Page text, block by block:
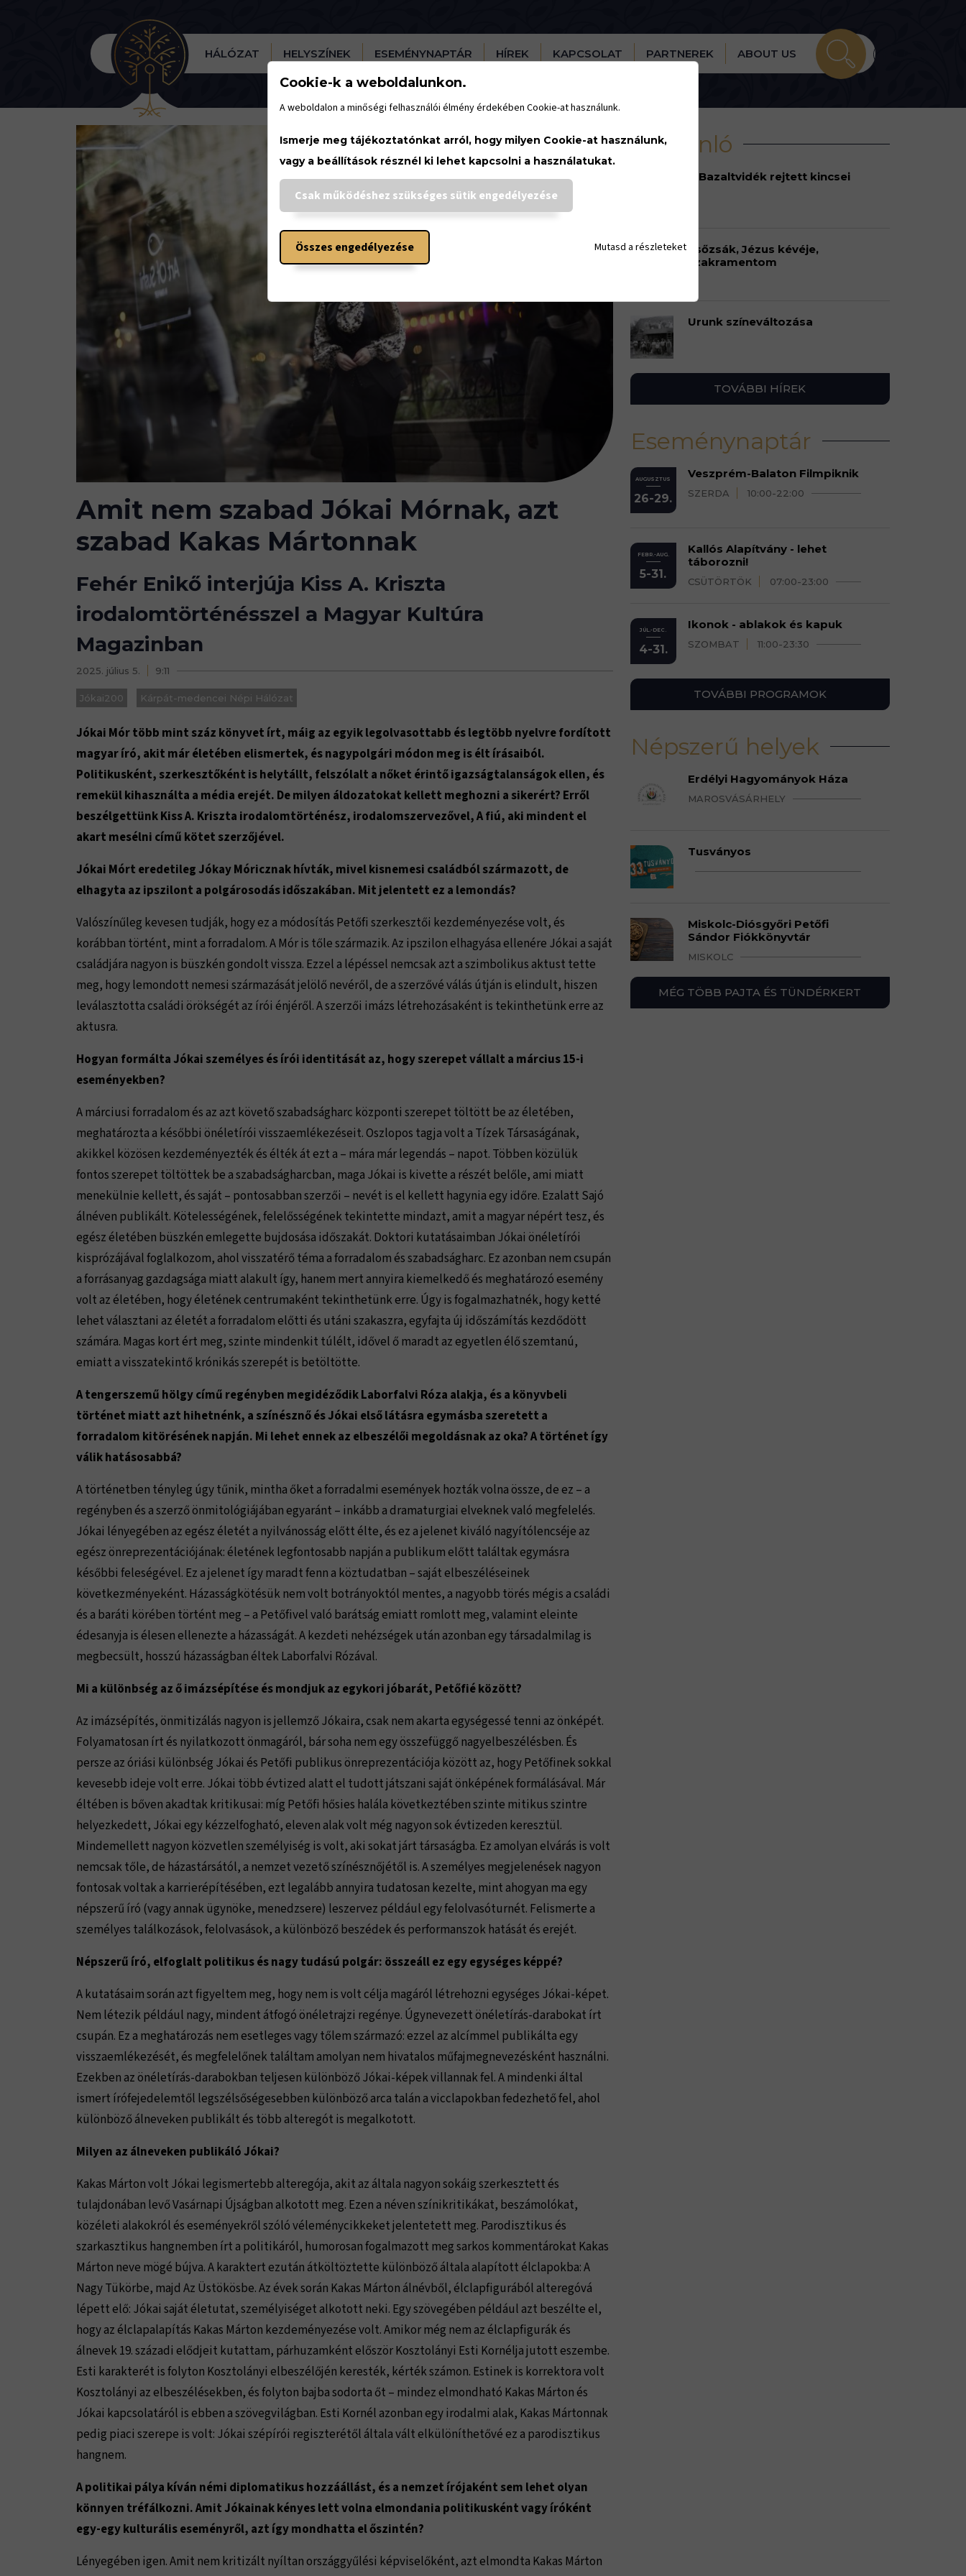
HÁLÓZAT HELYSZÍNEK ESEMÉNYNAPTÁR HÍREK KAPCSOLAT PARTNEREK ABOUT US
Amit nem szabad Jókai Mórnak, azt
szabad Kakas Mártonnak
Fehér Enikő interjúja Kiss A. Kriszta
irodalomtörténésszel a Magyar Kultúra
Magazinban
2025. július 5. 9:11
Jókai200 Kárpát-medencei Népi Hálózat
Jókai Mór több mint száz könyvet írt, máig az egyik legolvasottabb és legtöbb nyelvre fordított
magyar író, akit már életében elismertek, és nagypolgári módon meg is élt írásaiból.
Politikusként, szerkesztőként is helytállt, felszólalt a nőket érintő igazságtalanságok ellen, és
remekül kihasználta a média erejét. De milyen áldozatokat kellett meghozni a sikerért? Erről
beszélgettünk Kiss A. Kriszta irodalomtörténész, irodalomszervezővel, A fiú, aki mindent el
akart mesélni című kötet szerzőjével.
Jókai Mórt eredetileg Jókay Móricznak hívták, mivel kisnemesi családból származott, de
elhagyta az ipszilont a polgárosodás időszakában. Mit jelentett ez a lemondás?
Valószínűleg kevesen tudják, hogy ez a módosítás Petőfi szerkesztői kezdeményezése volt, és
korábban történt, mint a forradalom. A Mór is tőle származik. Az ipszilon elhagyása ellenére Jókai a saját
családjára nagyon is büszkén gondolt vissza. Ezzel a lépéssel nemcsak azt a szimbolikus aktust tette
meg, hogy lemondott nemesi származását jelölő nevéről, de a szerzővé válás útján is elindult, hiszen
leválasztotta családi örökségét az írói énjéről. A szerzői imázs létrehozásaként is tekinthetünk erre az
aktusra.
Hogyan formálta Jókai személyes és írói identitását az, hogy szerepet vállalt a március 15-i
eseményekben?
A márciusi forradalom és az azt követő szabadságharc központi szerepet töltött be az életében,
meghatározta a későbbi önéletírói visszaemlékezéseit. Oszlopos tagja volt a Tízek Társaságának,
akikkel közösen kezdeményezték és élték át ezt a – mára már legendás – napot. Többen közülük
fontos szerepet töltöttek be a szabadságharcban, maga Jókai is kivette a részét belőle, ami miatt
menekülnie kellett, és saját – pontosabban szerzői – nevét is el kellett hagynia egy időre. Ezalatt Sajó
álnéven publikált. Kötelességének, felelősségének tekintette mindazt, amit a magyar népért tesz, és
egész életében büszkén emlegette bujdosása időszakát. Doktori kutatásaimban Jókai önéletírói
kisprózájával foglalkozom, ahol visszatérő téma a forradalom és szabadságharc. Ez azonban nem csupán
a forrásanyag gazdagsága miatt alakult így, hanem mert annyira kiemelkedő és meghatározó esemény
volt az életében, hogy életének centrumaként tekinthetünk erre. Úgy is fogalmazhatnék, hogy ketté
lehet választani az életét a forradalom előtti és utáni szakaszra, egyfajta új időszámítás kezdődött
számára. Magas kort ért meg, szinte mindenkit túlélt, idővel ő maradt az egyetlen élő szemtanú,
emiatt a visszatekintő krónikás szerepét is betöltötte.
A tengerszemű hölgy című regényben megidéződik Laborfalvi Róza alakja, és a könyvbeli
történet miatt azt hihetnénk, a színésznő és Jókai első látásra egymásba szeretett a
forradalom kitörésének napján. Mi lehet ennek az elbeszélői megoldásnak az oka? A történet így
válik hatásosabbá?
A történetben tényleg úgy tűnik, mintha őket a forradalmi események hozták volna össze, de ez – a
regényben és a szerző önmitológiájában egyaránt – inkább a dramaturgiai elveknek való megfelelés.
Jókai lényegében az egész életét a nyilvánosság előtt élte, és ez a jelenet kiváló nagyítólencséje az
egész önreprezentációjának: életének legfontosabb napján a publikum előtt találtak egymásra
későbbi feleségével. Ez a jelenet így maradt fenn a köztudatban – saját elbeszéléseinek
következményeként. Házasságkötésük nem volt botrányoktól mentes, a nagyobb törés mégis a családi
és a baráti körében történt meg – a Petőfivel való barátság emiatt romlott meg, valamint eleinte
édesanyja is élesen ellenezte a házasságát. A kezdeti nehézségek után azonban egy társadalmilag is
megbecsült, hosszú házasságban éltek Laborfalvi Rózával.
Mi a különbség az ő imázsépítése és mondjuk az egykori jóbarát, Petőfié között?
Az imázsépítés, önmitizálás nagyon is jellemző Jókaira, csak nem akarta egységessé tenni az önképét.
Folyamatosan írt és nyilatkozott önmagáról, bár soha nem egy összefüggő nagyelbeszélésben. És
persze az óriási különbség Jókai és Petőfi publikus önreprezentációja között az, hogy Petőfinek sokkal
kevesebb ideje volt erre. Jókai több évtized alatt el tudott játszani saját önképének formálásával. Már
éltében is bőven akadtak kritikusai: míg Petőfi hősies halála következtében szinte mitikus szintre
helyezkedett, Jókai egy kézzelfogható, eleven alak volt még nagyon sok évtizeden keresztül.
Mindemellett nagyon közvetlen személyiség is volt, aki sokat járt társaságba. Ez amolyan elvárás is volt
nemcsak tőle, de házastársától, a nemzet vezető színésznőjétől is. A személyes megjelenések nagyon
fontosak voltak a karrierépítésében, ezt legalább annyira tudatosan kezelte, mint ahogyan ma egy
népszerű író (vagy annak ügynöke, menedzsere) leszervez például egy felolvasóturnét. Felismerte a
személyes találkozások, felolvasások, a különböző beszédek és performanszok hatását és erejét.
Népszerű író, elfoglalt politikus és nagy tudású polgár: összeáll ez egy egységes képpé?
A kutatásaim során azt figyeltem meg, hogy nem is volt célja magáról létrehozni egységes Jókai-képet.
Nem létezik például nagy, mindent átfogó önéletrajzi regénye. Úgynevezett önéletírás-darabokat írt
csupán. Ez a meghatározás nem esetleges vagy tőlem származó: ezzel az alcímmel publikálta egy
visszaemlékezését, és megfelelőnek találtam amolyan nem hivatalos műfajmegnevezésként használni.
Ezekben az önéletírás-darabokban teljesen különböző Jókai-képek villannak fel. A mindenki által
ismert írófejedelemtől legszélsőségesebben különböző arca talán a vicclapokban fedezhető fel, ahol
különböző álneveken publikált és több alteregót is megalkotott.
Milyen az álneveken publikáló Jókai?
Kakas Márton volt Jókai legismertebb alteregója, akit az általa nagyon sokáig szerkesztett és
tulajdonában levő Vasárnapi Újságban alkotott meg. Ezen a néven színikritikákat, beszámolókat,
közéleti alakokról és eseményekről szóló véleménycikkeket jelentetett meg. Parodisztikus és
szarkasztikus hangnemben írt a politikáról, humorosan fogalmazott meg sarkos kommentárokat Kakas
Márton neve mögé bújva. A karaktert ezután átköltöztette különböző általa alapított élclapokba: A
Nagy Tükörbe, majd Az Üstökösbe. Az évek során Kakas Márton álnévből, élclapfigurából alteregóvá
lépett elő: Jókai saját életutat, személyiséget alkotott neki. Egy szövegében például azt beszélte el,
hogy az élclapalapítás Kakas Márton kezdeményezése volt. Amikor még nem az élclapfigurák és
álnevek 19. századi elődjeit kutattam, párhuzamként először Kosztolányi Esti Kornélja jutott eszembe.
Esti karakterét is folyton Kosztolányi elbeszélőjén keresték, kérték számon. Estinek is korrektora volt
Kosztolányi az elbeszélésekben, és folyton bajba sodorta őt – mindez elmondható Kakas Márton és
Jókai kapcsolatáról is ebben a szövegvilágban. Esti Kornél azonban egy irodalmi alak, Kakas Mártonnak
pedig piaci szerepe is volt: Jókai szépírói regiszterétől általa vált elkülöníthetővé ez a parodisztikus
hangnem.
A politikai pálya kíván némi diplomatikus hozzáállást, és a nemzet írójaként sem lehet olyan
könnyen tréfálkozni. Amit Jókainak kényes lett volna elmondania politikusként vagy íróként
egy-egy kulturális eseményről, azt így mondhatta el őszintén?
Lényegében igen. Amit nem kritizált nyíltan országgyűlési képviselőként, azt elmondta Kakas Márton
Hírajánló
A Bazaltvidék rejtett kincsei
Esőzsák, Jézus kévéje,
szakramentom
Urunk színeváltozása
TOVÁBBI HÍREK
Eseménynaptár
AUGUSZTUS
26-29.
Veszprém-Balaton Filmpiknik
SZERDA 10:00-22:00
FEBR.-AUG.
5-31.
Kallós Alapítvány - lehet
táborozni!
CSÜTÖRTÖK 07:00-23:00
JÚL.-DEC.
4-31.
Ikonok - ablakok és kapuk
SZOMBAT 11:00-23:30
TOVÁBBI PROGRAMOK
Népszerű helyek
Erdélyi Hagyományok Háza
MAROSVÁSÁRHELY
Tusványos
Miskolc-Diósgyőri Petőfi
Sándor Fiókkönyvtár
MISKOLC
MÉG TÖBB PAJTA ÉS TÜNDÉRKERT
Cookie-k a weboldalunkon.
A weboldalon a minőségi felhasználói élmény érdekében Cookie-at használunk.
Ismerje meg tájékoztatónkat arról, hogy milyen Cookie-at használunk,
vagy a beállítások résznél ki lehet kapcsolni a használatukat.
Csak működéshez szükséges sütik engedélyezése
Összes engedélyezése Mutasd a részleteket